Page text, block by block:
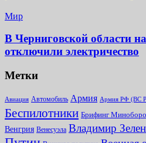
Мир
В Черниговской области
отключили электричество
Метки
Авиация Автомобиль Армия Армия РФ (ВС
Беспилотники Брифинг
Венгрия Венесуэла Владимир